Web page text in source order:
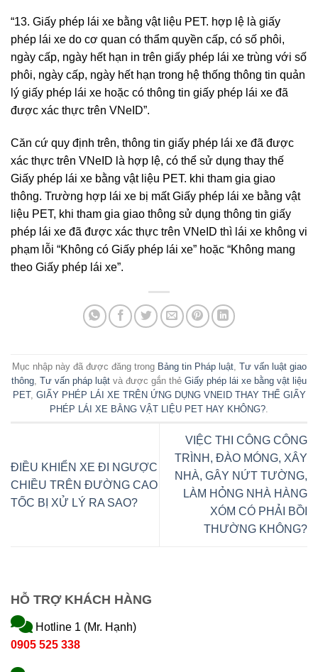
“13. Giấy phép lái xe bằng vật liệu PET. hợp lệ là giấy
phép lái xe do cơ quan có thẩm quyền cấp, có số phôi,
ngày cấp, ngày hết hạn in trên giấy phép lái xe trùng với số
phôi, ngày cấp, ngày hết hạn trong hệ thống thông tin quản
lý giấy phép lái xe hoặc có thông tin giấy phép lái xe đã
được xác thực trên VNeID”.
Căn cứ quy định trên, thông tin giấy phép lái xe đã được
xác thực trên VNeID là hợp lệ, có thể sử dụng thay thế
Giấy phép lái xe bằng vật liệu PET. khi tham gia giao
thông. Trường hợp lái xe bị mất Giấy phép lái xe bằng vật
liệu PET, khi tham gia giao thông sử dụng thông tin giấy
phép lái xe đã được xác thực trên VNeID thì lái xe không vi
phạm lỗi “Không có Giấy phép lái xe” hoặc “Không mang
theo Giấy phép lái xe”.
Mục nhập này đã được đăng trong Bảng tin Pháp luật, Tư vấn luật giao
thông Tư vấn pháp luật và được gắn thẻ Giấy phép lái xe bằng vật liệu
PET, GIẤY PHÉP LÁI XE TRÊN ỨNG DỤNG VNEID THAY THẾ GIẤY
PHÉP LÁI XE BẰNG VẬT LIỆU PET HAY KHÔNG?
ĐIỀU KHIỂN XE ĐI NGƯỢC
CHIỀU TRÊN ĐƯỜNG CAO
TỐC BỊ XỬ LÝ RA SAO?
VIỆC THI CÔNG CÔNG
TRÌNH, ĐÀO MÓNG, XÂY
NHÀ, GÂY NỨT TƯỜNG,
LÀM HỎNG NHÀ HÀNG
XÓM CÓ PHẢI BỒI
THƯỜNG KHÔNG?
HỖ TRỢ KHÁCH HÀNG
Hotline 1 (Mr. Hạnh)
0905 525 338